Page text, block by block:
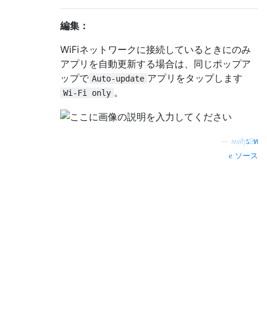
編集：
WiFiネットワークに接続しているときにのみ
アプリを自動更新する場合は、同じポップア
ップで Auto-update アプリをタップします
Wi-Fi only 。
ʍѳђઽ9ท
ソース